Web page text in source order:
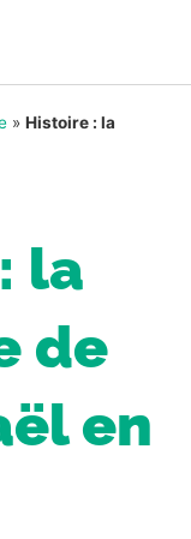
» Histoire : la
la
de
en